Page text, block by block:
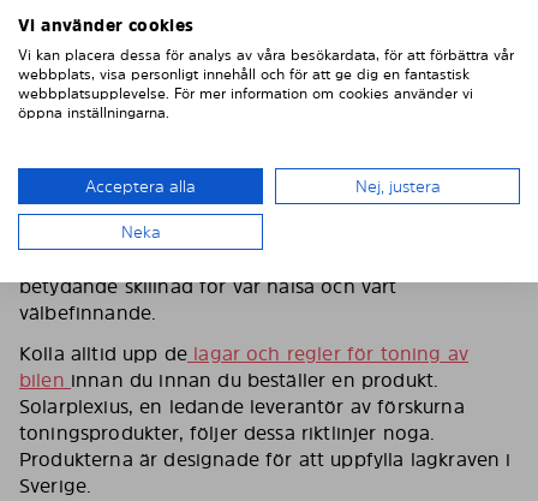
Fördelarna med tonande bilfönster i detta
sammanhang är enorma. Genom att blockera upp till
99 % av UVA- och UVB-strålar kan man avsevärt
minska UV-exponeringen, skydda din hud från för
Dessutom kantonade rutor
hålla bilens interiör
svalare, vilket förbättrar den totala komforten för din
körupplevelse. Sett i helhet är det tydligt att den tid
betydande skillnad för vår hälsa och vårt
välbefinnande.
Kolla alltid upp de lagar och regler för toning av
bilen innan du innan du beställer en produkt.
Solarplexius, en ledande leverantör av förskurna
toningsprodukter, följer dessa riktlinjer noga.
Produkterna är designade för att uppfylla lagkraven i
Sverige.
Vi använder cookies
Vi kan placera dessa för analys av våra besökardata, för att förbättra vår
webbplats, visa personligt innehåll och för att ge dig en fantastisk
webbplatsupplevelse. För mer information om cookies använder vi
öppna inställningarna.
Acceptera alla Nej, justera
Neka